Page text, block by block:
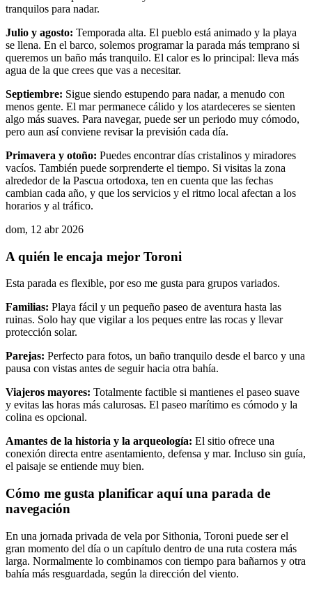
tranquilos para nadar.
Julio y agosto: Temporada alta. El pueblo está animado y la playa
se llena. En el barco, solemos programar la parada más temprano si
queremos un baño más tranquilo. El calor es lo principal: lleva más
agua de la que crees que vas a necesitar.
Septiembre: Sigue siendo estupendo para nadar, a menudo con
menos gente. El mar permanece cálido y los atardeceres se sienten
algo más suaves. Para navegar, puede ser un periodo muy cómodo,
pero aun así conviene revisar la previsión cada día.
Primavera y otoño: Puedes encontrar días cristalinos y miradores
vacíos. También puede sorprenderte el tiempo. Si visitas la zona
alrededor de la Pascua ortodoxa, ten en cuenta que las fechas
cambian cada año, y que los servicios y el ritmo local afectan a los
horarios y al tráfico.
dom, 12 abr 2026
A quién le encaja mejor Toroni
Esta parada es flexible, por eso me gusta para grupos variados.
Familias: Playa fácil y un pequeño paseo de aventura hasta las
ruinas. Solo hay que vigilar a los peques entre las rocas y llevar
protección solar.
Parejas: Perfecto para fotos, un baño tranquilo desde el barco y una
pausa con vistas antes de seguir hacia otra bahía.
Viajeros mayores: Totalmente factible si mantienes el paseo suave
y evitas las horas más calurosas. El paseo marítimo es cómodo y la
colina es opcional.
Amantes de la historia y la arqueología: El sitio ofrece una
conexión directa entre asentamiento, defensa y mar. Incluso sin guía,
el paisaje se entiende muy bien.
Cómo me gusta planificar aquí una parada de
navegación
En una jornada privada de vela por Sithonia, Toroni puede ser el
gran momento del día o un capítulo dentro de una ruta costera más
larga. Normalmente lo combinamos con tiempo para bañarnos y otra
bahía más resguardada, según la dirección del viento.